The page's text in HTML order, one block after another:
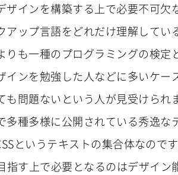
ザインを構築する上で必要不可欠
アップ言語をどれだけ理解してい
りも一種のプログラミングの検定
インを勉強した人などに多いケ
問題ないという人が見受けられ
多種多様に公開されている秀逸
というテキストの集合体なのです
指す上で必要となるのはデザイ